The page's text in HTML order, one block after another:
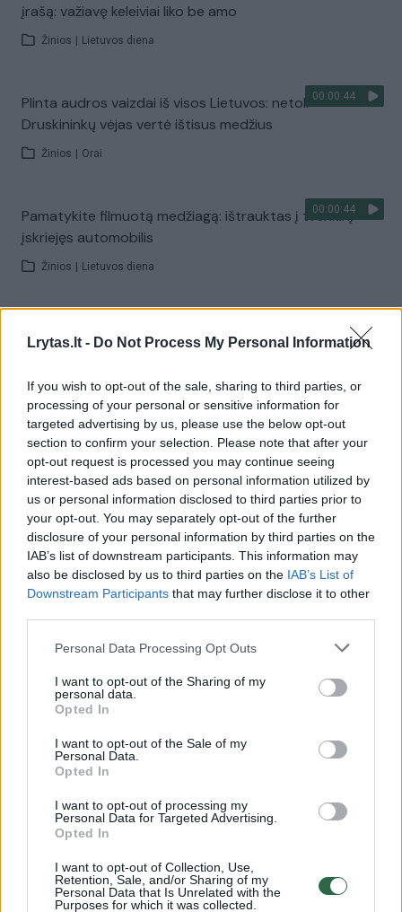
Lrytas.lt - Do Not Process My Personal Information
If you wish to opt-out of the sale, sharing to third parties, or
processing of your personal or sensitive information for
targeted advertising by us, please use the below opt-out
section to confirm your selection. Please note that after your
opt-out request is processed you may continue seeing
interest-based ads based on personal information utilized by
us or personal information disclosed to third parties prior to
your opt-out. You may separately opt-out of the further
disclosure of your personal information by third parties on the
IAB’s list of downstream participants. This information may
also be disclosed by us to third parties on the IAB’s List of
Downstream Participants that may further disclose it to other
Personal Data Processing Opt Outs
I want to opt-out of the Sharing of my
personal data.
Opted In
I want to opt-out of the Sale of my
Personal Data.
Opted In
I want to opt-out of processing my
Personal Data for Targeted Advertising.
Opted In
I want to opt-out of Collection, Use,
Retention, Sale, and/or Sharing of my
Personal Data that Is Unrelated with the
Purposes for which it was collected.
įrašą: važiavę keleiviai liko be amo
Žinios Lietuvos diena
00:00:44
Plinta audros vaizdai iš visos Lietuvos: netoli
Druskininkų vėjas vertė ištisus medžius
Žinios Orai
00:00:44
Pamatykite filmuotą medžiagą: ištrauktas į tvenkinį
įskriejęs automobilis
Žinios Lietuvos diena
savaitę: karščiai atsitrauks
Orai
Visi įrašai
Žiūrimiausi įrašai
00:00:30
Vaizdai iš tragiškos avarijos Vilniaus r.: dviejų moterų ir
00:00:57
Savaitės vidurys nusimato karštas: temperatūra kils iki
Žinios | Orai
00:00:59
Nufilmavo, kaip patvino Vilniaus Vakarinis aplinkkelis:
vaizdas pribloškia
Žinios | Lietuvos diena